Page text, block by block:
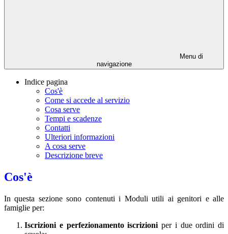
Menu di
navigazione
Indice pagina
Cos'è
Come si accede al servizio
Cosa serve
Tempi e scadenze
Contatti
Ulteriori informazioni
A cosa serve
Descrizione breve
Cos'è
In questa sezione sono contenuti i Moduli utili ai genitori e alle
famiglie per:
Iscrizioni e perfezionamento iscrizioni per i due ordini di